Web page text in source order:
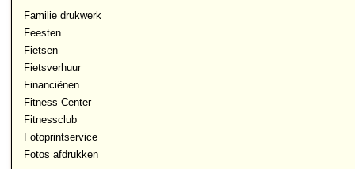
Familie drukwerk
Feesten
Fietsen
Fietsverhuur
Financiënen
Fitness Center
Fitnessclub
Fotoprintservice
Fotos afdrukken